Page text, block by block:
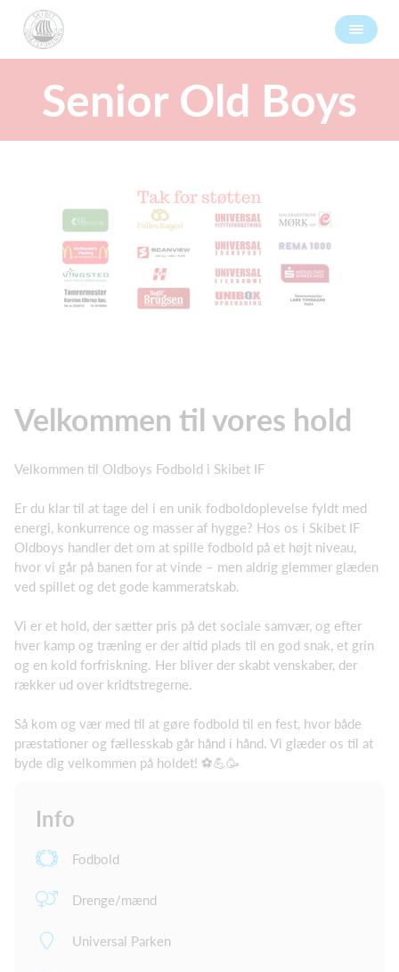
Senior Old Boys
Velkommen til vores hold
Velkommen til Oldboys Fodbold i Skibet IF
Er du klar til at tage del i en unik fodboldoplevelse fyldt med
energi, konkurrence og masser af hygge? Hos os i Skibet IF
Oldboys handler det om at spille fodbold på et højt niveau,
hvor vi går på banen for at vinde – men aldrig glemmer glæden
ved spillet og det gode kammeratskab.
Vi er et hold, der sætter pris på det sociale samvær, og efter
hver kamp og træning er der altid plads til en god snak, et grin
og en kold forfriskning. Her bliver der skabt venskaber, der
rækker ud over kridtstregerne.
Så kom og vær med til at gøre fodbold til en fest, hvor både
præstationer og fællesskab går hånd i hånd. Vi glæder os til at
byde dig velkommen på holdet! ⚽💪🥳
Info
Fodbold
Drenge/mænd
Universal Parken